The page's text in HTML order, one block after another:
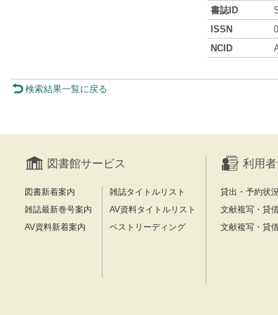
書誌ID
ISSN
NCID
検索結果一覧に戻る
図書館サービス
図書新着案内
雑誌最新巻号案内
AV資料新着案内
雑誌タイトルリスト
AV資料タイトルリスト
ベストリーディング
利用
貸出・予約状
文献複写・貸
文献複写・貸